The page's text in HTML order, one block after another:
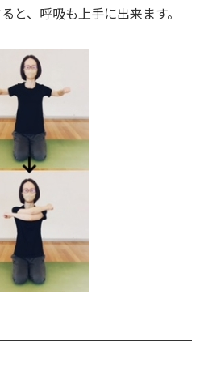
と、呼吸も上手に出来ます。